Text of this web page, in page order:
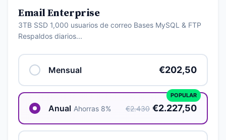
Email Enterprise
3TB SSD 1,000 usuarios de correo Bases MySQL & FTP
Respaldos diarios...
Mensual €202,50
Anual Ahorras 8% €2.430 €2.227,50
POPULAR